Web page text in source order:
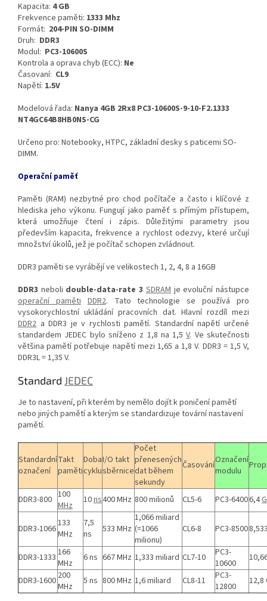
Kapacita: 4 GB
Frekvence paměti: 1333 Mhz
Formát: 204-PIN SO-DIMM
Druh: DDR3
Modul: PC3-10600S
Kontrola a oprava chyb (ECC): Ne
Časovaní: CL9
Napětí: 1.5V
Modelová řada: Nanya 4GB 2Rx8 PC3-10600S-9-10-F2.1333
NT4GC64B8HB0NS-CG
Určeno pro: Notebooky, HTPC, základní desky s paticemi SO-
DIMM.
Operační paměť
Paměti (RAM) nezbytné pro chod počítače a často i klíčové z
hlediska jeho výkonu. Fungují jako paměť s přímým přístupem,
která umožňuje čtení i zápis. Důležitými parametry jsou
především kapacita, frekvence a rychlost odezvy, které určují
množství úkolů, jež je počítač schopen zvládnout.
DDR3 paměti se vyrábějí ve velikostech 1, 2, 4, 8 a 16GB
DDR3 neboli double-data-rate 3 SDRAMje evoluční nástupce
operační paměti DDR2. Tato technologie se používá pro
vysokorychlostní ukládání pracovních dat. Hlavní rozdíl mezi
DDR2 a DDR3 je v rychlosti pamětí. Standardní napětí určené
standardem JEDEC bylo sníženo z 1,8 na 1,5V. Ve skutečnosti
většina pamětí potřebuje napětí mezi 1,65 a 1,8 V. DDR3 = 1,5 V,
DDR3L = 1,35 V.
Standard JEDEC
Je to nastavení, při kterém by nemělo dojít k poničení pamětí
nebo jiných pamětí a kterým se standardizuje tovární nastavení
pamětí.
Standardní
označení
Takt
paměti
Doba
cyklu
I/O takt
sběrnice
Počet
přenesených
dat během
sekundy
ČasováníOznačení
modulu
DDR3-800 100
MHz
10ns400 MHz 800 milionů CL5-6 PC3-64006,4
DDR3-1066133
MHz
7,5
ns
533 MHz
1,066 miliard
(=1066
milionu)
CL6-8 PC3-8500
DDR3-1333 166
MHz
6 ns 667 MHz 1,333 miliard CL7-10
PC3-
10600
DDR3-1600 200
MHz
5 ns 800 MHz 1,6 miliard CL8-11
PC3-
12800
12,8